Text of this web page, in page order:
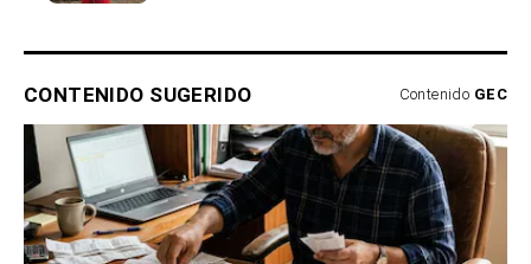
CONTENIDO SUGERIDO Contenido GEC